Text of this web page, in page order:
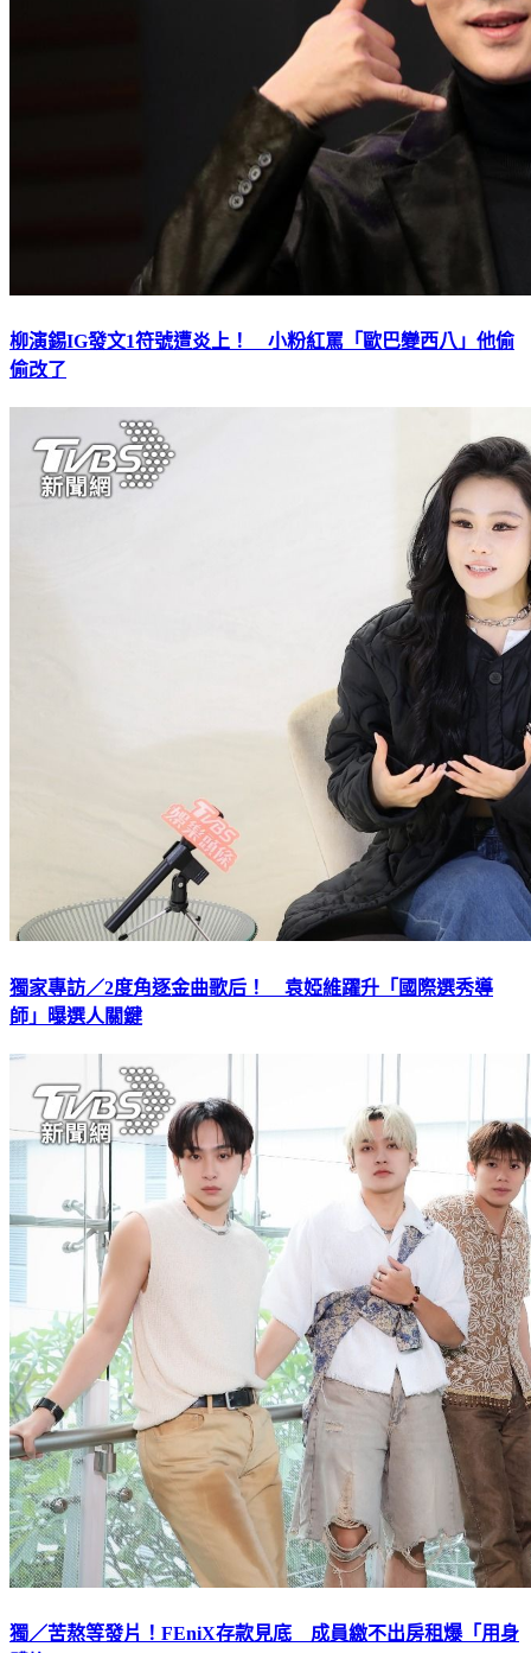
柳演錫IG發文1符號遭炎上！ 小粉紅罵「歐巴變西八」他偷
偷改了
獨家專訪／2度角逐金曲歌后！ 袁婭維躍升「國際選秀導
師」曝選人關鍵
獨／苦熬等發片！FEniX存款見底 成員繳不出房租爆「用身